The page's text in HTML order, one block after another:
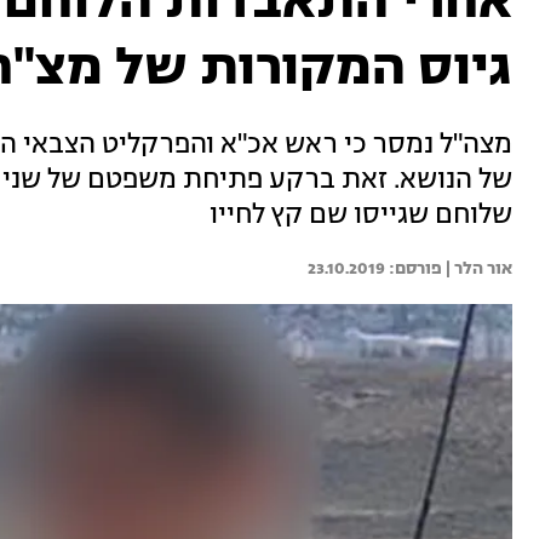
גיוס המקורות של
מצה"ל נמסר כי ראש אכ"א והפרקליט הצבאי
של הנושא. זאת ברקע פתיחת משפטם של שני
שלוחם שגייסו שם קץ לחייו
אור הלר | 23.10.2019